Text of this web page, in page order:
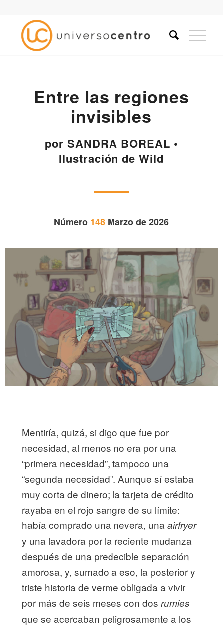
Entre las regiones
invisibles
por SANDRA BOREAL •
Ilustración de Wild
Número 148 Marzo de 2026
Mentiría, quizá, si digo que fue por
necesidad, al menos no era por una
“primera necesidad”, tampoco una
“segunda necesidad”. Aunque sí estaba
muy corta de dinero; la tarjeta de crédito
rayaba en el rojo sangre de su límite:
había comprado una nevera, una airfryer
y una lavadora por la reciente mudanza
después de una predecible separación
amorosa, y, sumado a eso, la posterior y
triste historia de verme obligada a vivir
por más de seis meses con dos rumies
que se acercaban peligrosamente a los